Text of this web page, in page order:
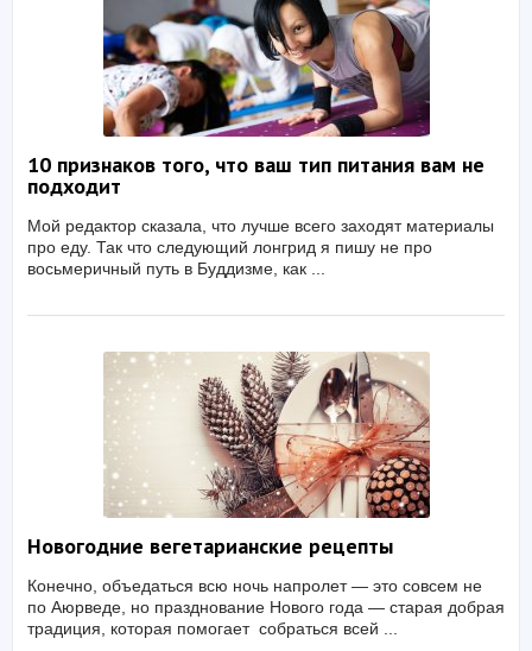
10 признаков того, что ваш тип питания вам не
подходит
Мой редактор сказала, что лучше всего заходят материалы
про еду. Так что следующий лонгрид я пишу не про
восьмеричный путь в Буддизме, как ...
Новогодние вегетарианские рецепты
Конечно, объедаться всю ночь напролет — это совсем не
по Аюрведе, но празднование Нового года — старая добрая
традиция, которая помогает собраться всей ...